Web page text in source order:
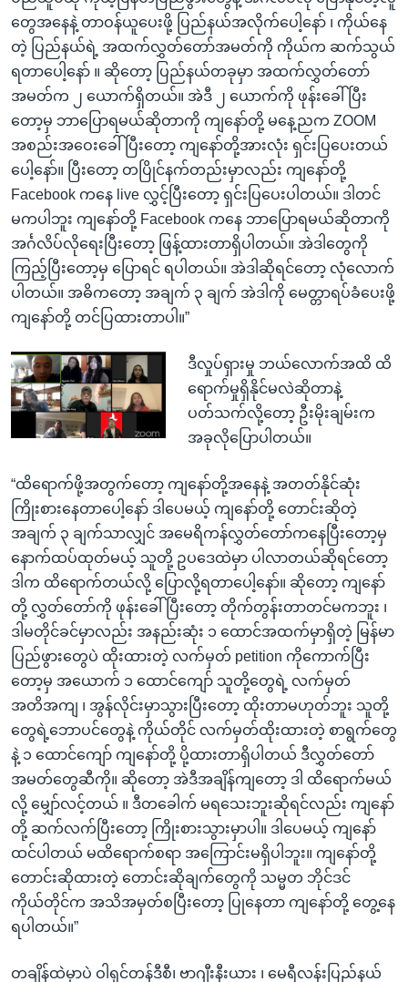
တွေအနေနဲ့ တာဝန်ယူပေးဖို့ ပြည်နယ်အလိုက်ပေါ့နော် ၊ ကိုယ်နေ
တဲ့ ပြည်နယ်ရဲ့ အထက်လွှတ်တော်အမတ်ကို ကိုယ်က ဆက်သွယ်
ရတာပေါ့နော် ။ ဆိုတော့ ပြည်နယ်တခုမှာ အထက်လွှတ်တော်
အမတ်က ၂ ယောက်ရှိတယ်။ အဲဒီ ၂ ယောက်ကို ဖုန်းခေါ်ပြီး
တော့မှ ဘာပြောရမယ်ဆိုတာကို ကျနော်တို့ မနေ့ညက ZOOM
အစည်းအဝေးခေါ်ပြီးတော့ ကျနော်တို့အားလုံး ရှင်းပြပေးတယ်
ပေါ့နော်။ ပြီးတော့ တပြိုင်နက်တည်းမှာလည်း ကျနော်တို့
Facebook ကနေ live လွှင့်ပြီးတော့ ရှင်းပြပေးပါတယ်။ ဒါတင်
မကပါဘူး ကျနော်တို့ Facebook ကနေ ဘာပြောရမယ်ဆိုတာကို
အင်္ဂလိပ်လိုရေးပြီးတော့ ဖြန့်ထားတာရှိပါတယ်။ အဲဒါတွေကို
ကြည့်ပြီးတော့မှ ပြောရင် ရပါတယ်။ အဲဒါဆိုရင်တော့ လုံလောက်
ပါတယ်။ အဓိကတော့ အချက် ၃ ချက် အဲဒါကို မေတ္တာရပ်ခံပေးဖို့
ကျနော်တို့ တင်ပြထားတာပါ။”
ဒီလှုပ်ရှားမှု ဘယ်လောက်အထိ ထိ
ရောက်မှုရှိနိုင်မလဲဆိုတာနဲ့
ပတ်သက်လို့တော့ ဦးမိုးချမ်းက
အခုလိုပြောပါတယ်။
“ထိရောက်ဖို့အတွက်တော့ ကျနော်တို့အနေနဲ့ အတတ်နိုင်ဆုံး
ကြိုးစားနေတာပေါ့နော် ဒါပေမယ့် ကျနော်တို့ တောင်းဆိုတဲ့
အချက် ၃ ချက်သာလျှင် အမေရိကန်လွှတ်တော်ကနေပြီးတော့မှ
နောက်ထပ်ထုတ်မယ့် သူတို့ ဥပဒေထဲမှာ ပါလာတယ်ဆိုရင်တော့
ဒါက ထိရောက်တယ်လို့ ပြောလို့ရတာပေါ့နော်။ ဆိုတော့ ကျနော်
တို့ လွှတ်တော်ကို ဖုန်းခေါ်ပြီးတော့ တိုက်တွန်းတာတင်မကဘူး ၊
ဒါမတိုင်ခင်မှာလည်း အနည်းဆုံး ၁ ထောင်အထက်မှာရှိတဲ့ မြန်မာ
ပြည်ဖွားတွေပဲ ထိုးထားတဲ့ လက်မှတ် petition ကိုကောက်ပြီး
တော့မှ အယောက် ၁ ထောင်ကျော် သူတို့တွေရဲ့ လက်မှတ်
အတိအကျ ၊ အွန်လိုင်းမှာသွားပြီးတော့ ထိုးတာမဟုတ်ဘူး သူတို့
တွေရဲ့ဘောပင်တွေနဲ့ ကိုယ်တိုင် လက်မှတ်ထိုးထားတဲ့ စာရွက်တွေ
နဲ့ ၁ ထောင်ကျော် ကျနော်တို့ ပို့ထားတာရှိပါတယ် ဒီလွှတ်တော်
အမတ်တွေဆီကို။ ဆိုတော့ အဲဒီအချိန်ကျတော့ ဒါ ထိရောက်မယ်
လို့ မျှော်လင့်တယ် ။ ဒီတခေါက် မရသေးဘူးဆိုရင်လည်း ကျနော်
တို့ ဆက်လက်ပြီးတော့ ကြိုးစားသွားမှာပါ။ ဒါပေမယ့် ကျနော်
ထင်ပါတယ် မထိရောက်စရာ အကြောင်းမရှိပါဘူး။ ကျနော်တို့
တောင်းဆိုထားတဲ့ တောင်းဆိုချက်တွေကို သမ္မတ ဘိုင်ဒင်
ကိုယ်တိုင်က အသိအမှတ်စပြီးတော့ ပြုနေတာ ကျနော်တို့ တွေ့နေ
ရပါတယ်။”
တချိန်ထဲမှာပဲ ဝါရှင်တန်ဒီစီ၊ ဗာဂျီးနီးယား ၊ မေရီလန်းပြည်နယ်